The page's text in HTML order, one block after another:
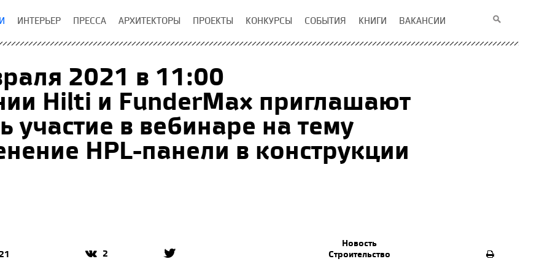
ИНТЕРЬЕР ПРЕССА АРХИТЕКТОРЫ ПРОЕКТЫ КОНКУРСЫ СОБЫТИЯ КНИГИ ВАКАНСИИ
2021 в 11:00
Hilti и FunderMax приглашают
участие в вебинаре на тему
HPL-панели в конструкции
2
Новость
Строительство